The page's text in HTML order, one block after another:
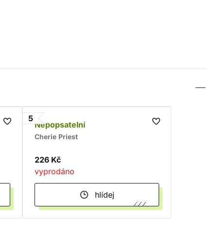
5
Nepopsatelní
Cherie Priest
226 Kč
vyprodáno
hlídej